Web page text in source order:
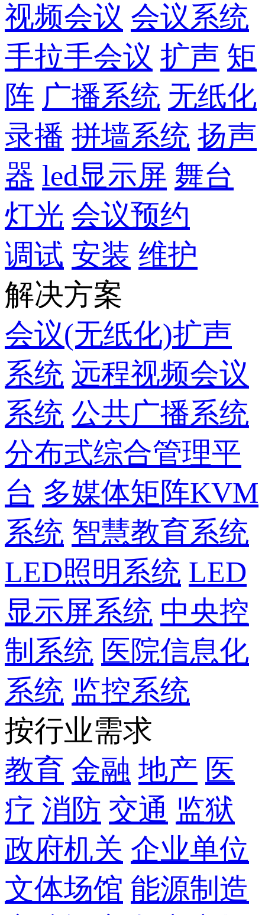
视频会议 会议系统
手拉手会议 扩声 矩
阵 广播系统 无纸化
录播 拼墙系统 扬声
器 led显示屏 舞台
灯光 会议预约
调试 安装 维护
解决方案
会议(无纸化)扩声
系统 远程视频会议
系统 公共广播系统
分布式综合管理平
台 多媒体矩阵KVM
系统 智慧教育系统
LED照明系统 LED
显示屏系统 中央控
制系统 医院信息化
系统 监控系统
按行业需求
教育 金融 地产 医
疗 消防 交通 监狱
政府机关 企业单位
文体场馆 能源制造